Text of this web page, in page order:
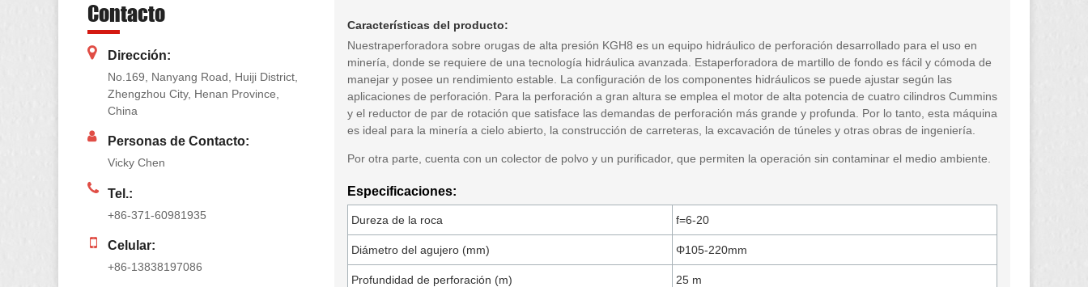
Características del producto:
Nuestraperforadora sobre orugas de alta presión KGH8 es un equipo hidráulico de perforación desarrollado para el uso en
minería, donde se requiere de una tecnología hidráulica avanzada. Estaperforadora de martillo de fondo es fácil y cómoda de
manejar y posee un rendimiento estable. La configuración de los componentes hidráulicos se puede ajustar según las
aplicaciones de perforación. Para la perforación a gran altura se emplea el motor de alta potencia de cuatro cilindros Cummins
y el reductor de par de rotación que satisface las demandas de perforación más grande y profunda. Por lo tanto, esta máquina
es ideal para la minería a cielo abierto, la construcción de carreteras, la excavación de túneles y otras obras de ingeniería.
Por otra parte, cuenta con un colector de polvo y un purificador, que permiten la operación sin contaminar el medio ambiente.
Especificaciones:
Dureza de la roca f=6-20
Diámetro del agujero (mm) Φ105-220mm
Profundidad de perforación (m) 25 m
Contacto
Dirección:
No.169, Nanyang Road, Huiji District,
Zhengzhou City, Henan Province,
China
Personas de Contacto:
Vicky Chen
Tel.:
+86-371-60981935
Celular:
+86-13838197086